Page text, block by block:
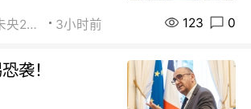
长乐未央2015 3小时前 123 0
袭！